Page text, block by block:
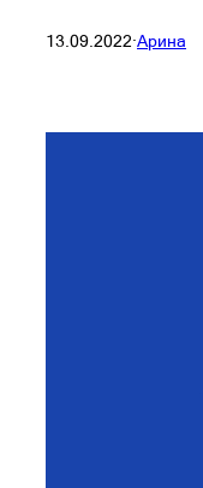
13.09.2022·Арина